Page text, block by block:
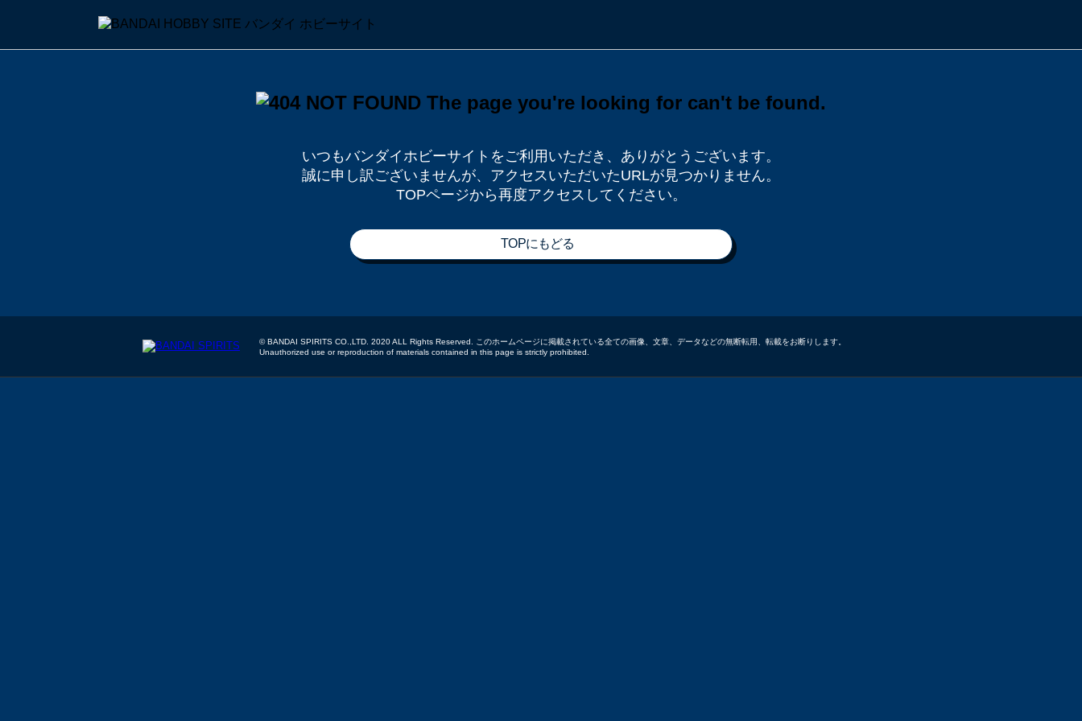
いつもバンダイホビーサイトをご利用いただき、 ありがとうございます。
誠に申し訳ございませんが、 アクセスいただいたURLが見つかりません。
TOPページから再度アクセスしてください。
TOPにもどる
© BANDAI SPIRITS CO.,LTD. 2020 ALL Rights Reserved. このホームページに掲載されている全ての画像、文章、データなどの無断転用、転載をお断りします。
Unauthorized use or reproduction of materials contained in this page is strictly prohibited.